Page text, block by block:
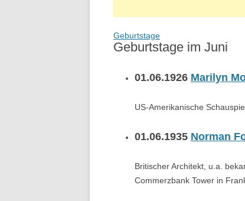
Geburtstage
Geburtstage im Juni
01.06.1926 Marilyn
US-Amerikanische
01.06.1935 Norman
Britischer Architekt, u.a.
Commerzbank Tower in